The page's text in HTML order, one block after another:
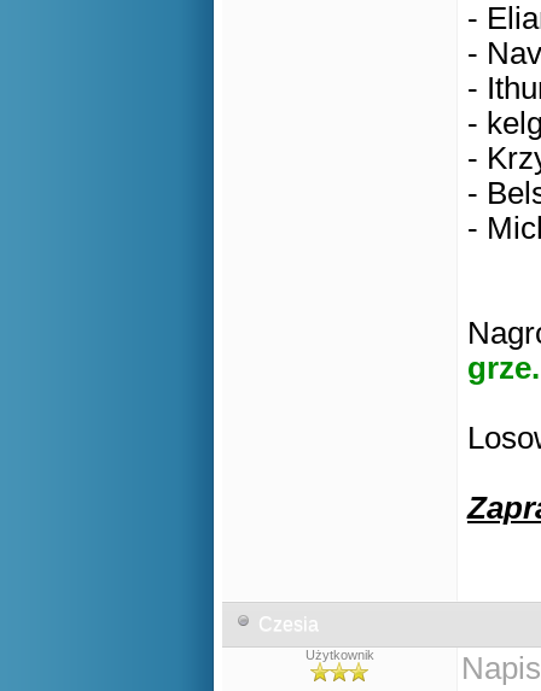
-
-
-
-
-
-
-
grze.
Czesia
Użytkownik